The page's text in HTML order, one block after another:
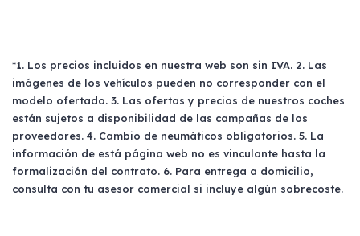
*1. Los precios incluidos en nuestra web son sin IVA. 2. Las
imágenes de los vehículos pueden no corresponder con el
modelo ofertado. 3. Las ofertas y precios de nuestros coches
están sujetos a disponibilidad de las campañas de los
proveedores. 4. Cambio de neumáticos obligatorios. 5. La
información de está página web no es vinculante hasta la
formalización del contrato. 6. Para entrega a domicilio,
consulta con tu asesor comercial si incluye algún sobrecoste.